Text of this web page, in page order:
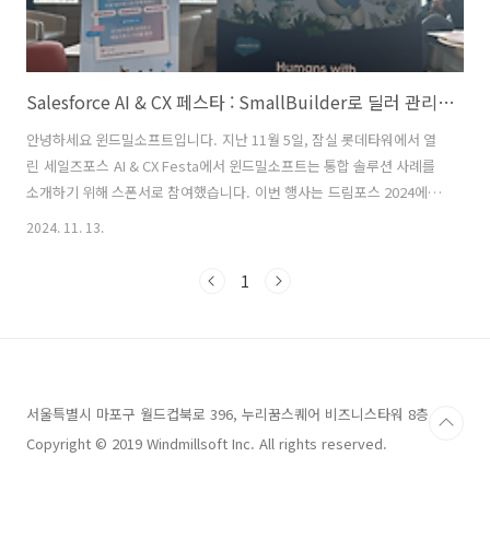
Salesforce AI & CX 페스타 : SmallBuilder로 딜러 관리부터 필드 서비스까지 혁신 사례
안녕하세요 윈드밀소프트입니다. 지난 11월 5일, 잠실 롯데타워에서 열
린 세일즈포스 AI & CX Festa에서 윈드밀소프트는 통합 솔루션 사례를
소개하기 위해 스폰서로 참여했습니다. 이번 행사는 드림포스 2024에서
발표된 에이전트포스(Agentforce) 및 서비스 클라우드를 활용한 다양
다. 윈드밀소프는 국내 제조기업을 위한 Portal, Commerce, Service,
2024. 11. 13.
1
서울특별시 마포구 월드컵북로 396, 누리꿈스퀘어 비즈니스타워 8층
Copyright © 2019 Windmillsoft Inc. All rights reserved.